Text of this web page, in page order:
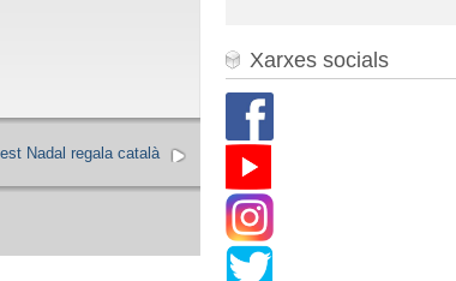
Nadal regala català
Xarxes socials